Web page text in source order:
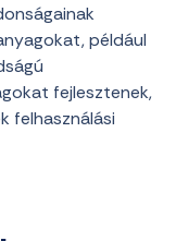
például
fejlesztenek,
felhasználási